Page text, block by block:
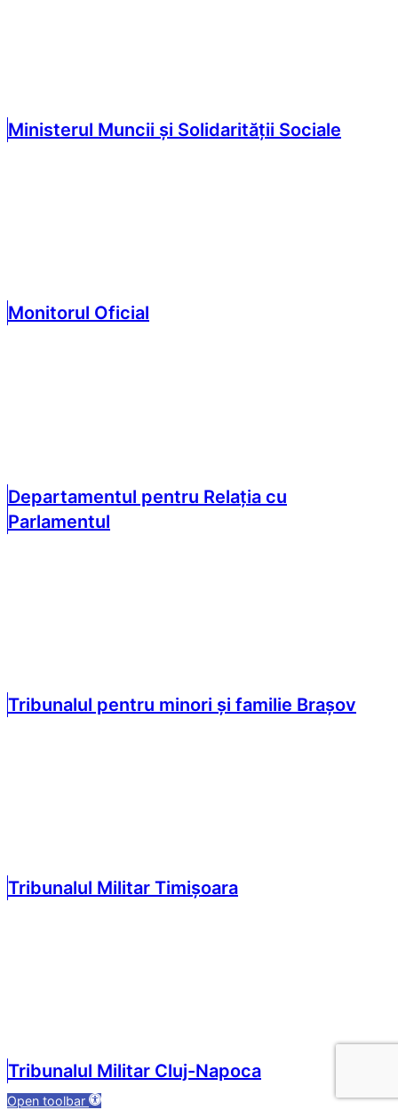
Ministerul Muncii și Solidarității Sociale
Monitorul Oficial
Departamentul pentru Relația cu
Parlamentul
Tribunalul pentru minori și familie Brașov
Tribunalul Militar Timișoara
Tribunalul Militar Cluj-Napoca
Open toolbar